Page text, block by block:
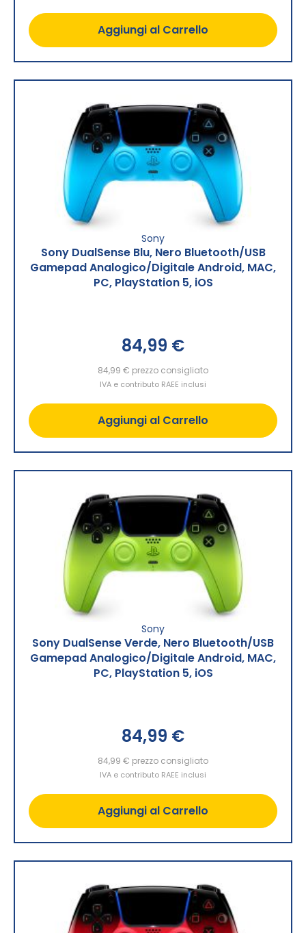
Aggiungi al Carrello
Sony
Sony DualSense Blu, Nero Bluetooth/USB
Gamepad Analogico/Digitale Android, MAC,
PC, PlayStation 5, iOS
84,99 €
84,99 € prezzo consigliato
IVA e contributo RAEE inclusi
Aggiungi al Carrello
Sony
Sony DualSense Verde, Nero Bluetooth/USB
Gamepad Analogico/Digitale Android, MAC,
PC, PlayStation 5, iOS
84,99 €
84,99 € prezzo consigliato
IVA e contributo RAEE inclusi
Aggiungi al Carrello